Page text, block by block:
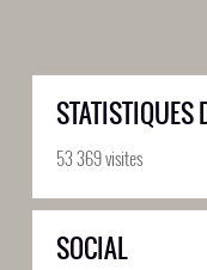
STATISTIQUES
53 369 visites
SOCIAL